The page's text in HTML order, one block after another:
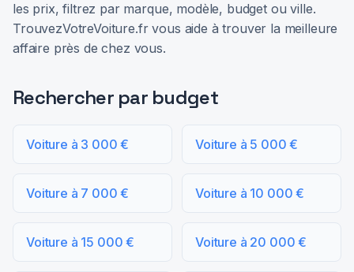
les prix, filtrez par marque, modèle, budget ou ville.
TrouvezVotreVoiture.fr vous aide à trouver la meilleure
affaire près de chez vous.
Rechercher par budget
Voiture à 3 000 € Voiture à 5 000 €
Voiture à 7 000 € Voiture à 10 000 €
Voiture à 15 000 € Voiture à 20 000 €